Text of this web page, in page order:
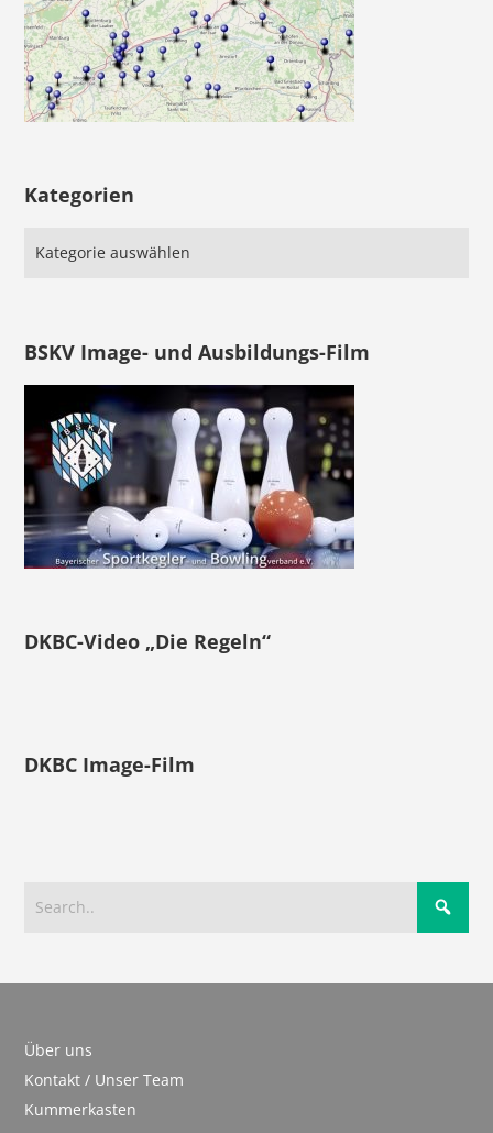
Kategorien
BSKV Image- und Ausbildungs-Film
DKBC-Video „Die Regeln“
DKBC Image-Film
Über uns
Kontakt / Unser Team
Kummerkasten